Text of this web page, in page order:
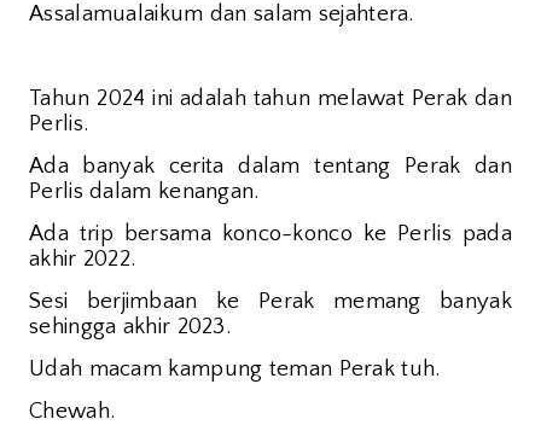
Assalamualaikum dan salam sejahtera.
Tahun 2024 ini adalah tahun melawat Perak dan
Perlis.
Ada banyak cerita dalam tentang Perak dan
Perlis dalam kenangan.
Ada trip bersama konco-konco ke Perlis pada
akhir 2022.
Sesi berjimbaan ke Perak memang banyak
sehingga akhir 2023.
Udah macam kampung teman Perak tuh.
Chewah.